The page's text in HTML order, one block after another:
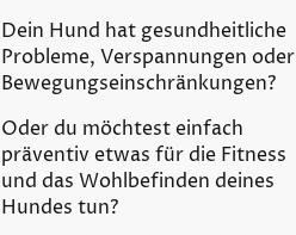
Dein Hund hat gesundheitliche
Probleme, Verspannungen oder
Bewegungseinschränkungen?
Oder du möchtest einfach
präventiv etwas für die Fitness
und das Wohlbefinden deines
Hundes tun?